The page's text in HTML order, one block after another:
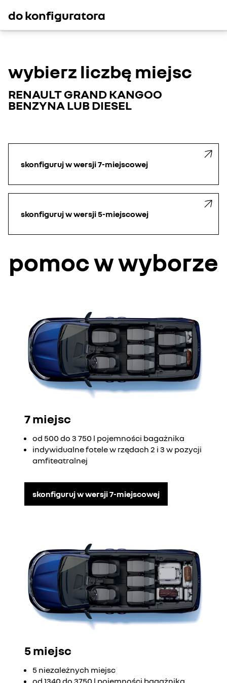
do konfiguratora
wybierz liczbę miejsc
RENAULT GRAND KANGOO
BENZYNA LUB DIESEL
skonfiguruj w wersji 7-miejscowej
skonfiguruj w wersji 5-miejscowej
pomoc w wyborze
7 miejsc
od 500 do 3 750 l pojemności bagażnika
indywidualne fotele w rzędach 2 i 3 w pozycji
amfiteatralnej
skonfiguruj w wersji 7-miejscowej
5 miejsc
5 niezależnych miejsc
od 1340 do 3750 l pojemności bagażnika